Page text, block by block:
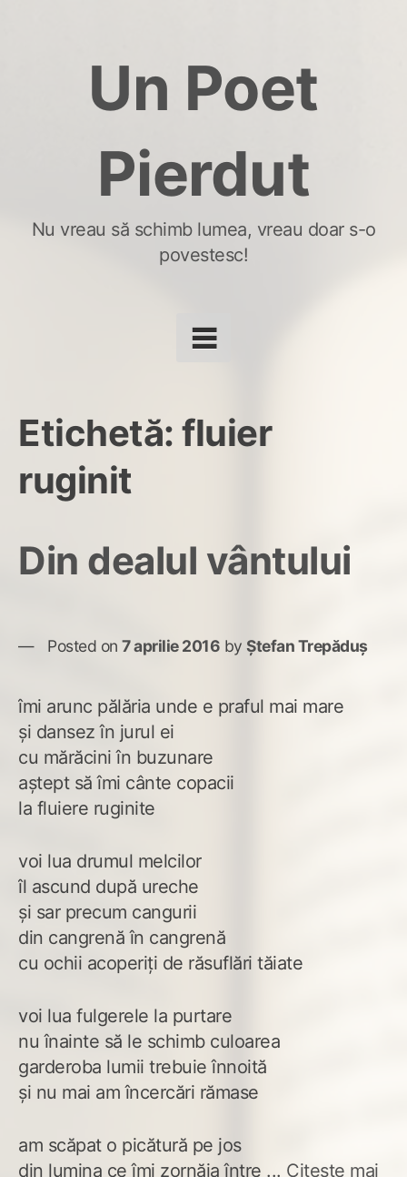
Un Poet
Pierdut
Nu vreau să schimb lumea, vreau doar s-o
povestesc!
Etichetă: fluier
ruginit
Din dealul vântului
Posted on 7 aprilie 2016 by Ștefan Trepăduș
îmi arunc pălăria unde e praful mai mare
și dansez în jurul ei
cu mărăcini în buzunare
aștept să îmi cânte copacii
la fluiere ruginite
voi lua drumul melcilor
îl ascund după ureche
și sar precum cangurii
din cangrenă în cangrenă
cu ochii acoperiți de răsuflări tăiate
voi lua fulgerele la purtare
nu înainte să le schimb culoarea
garderoba lumii trebuie înnoită
și nu mai am încercări rămase
am scăpat o picătură pe jos
din lumina ce îmi zornăia între ... Citește mai